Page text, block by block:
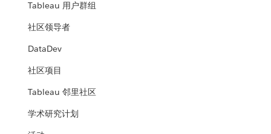
Tableau 用户群组
社区领导者
DataDev
社区项目
Tableau 邻里社区
学术研究计划